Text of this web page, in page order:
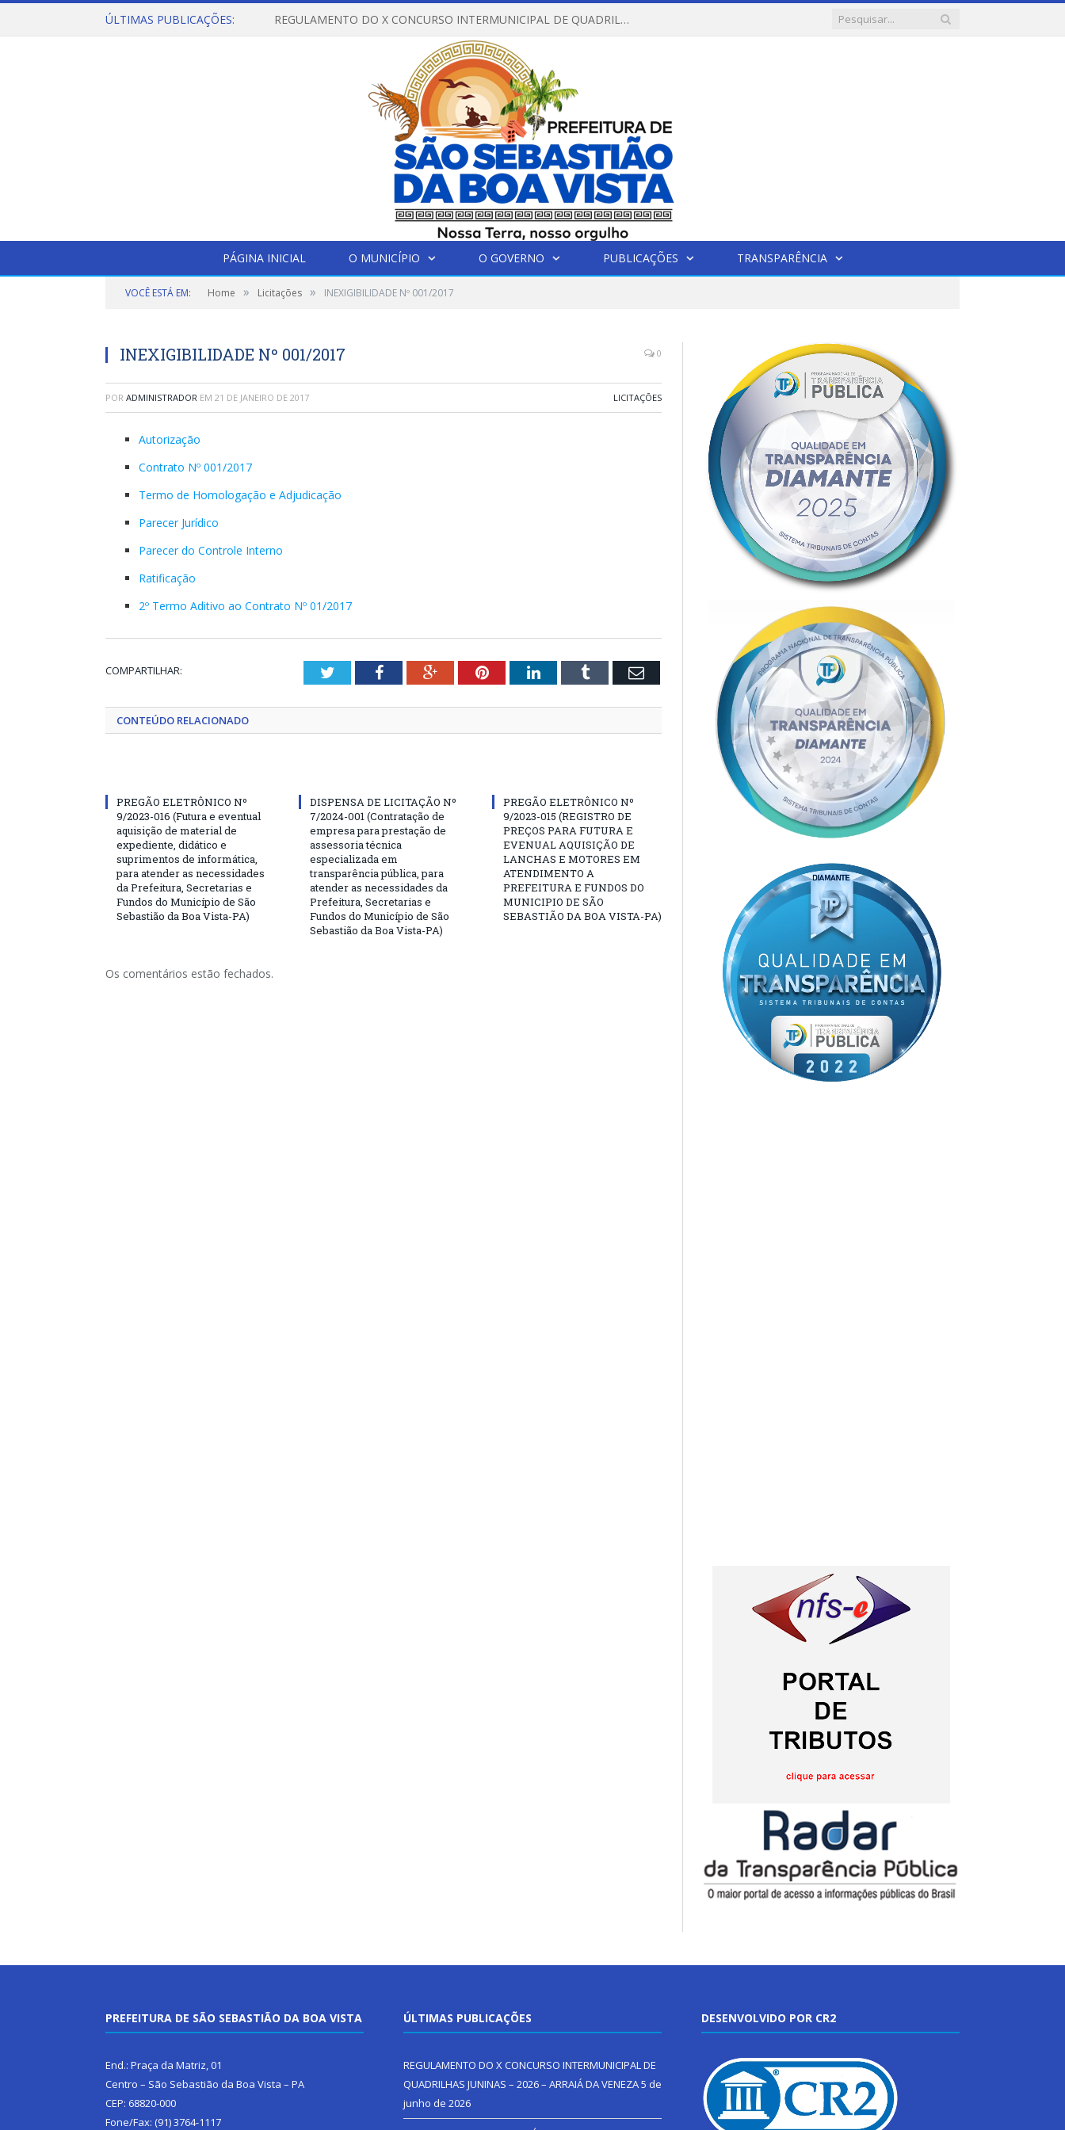
ÚLTIMAS PUBLICAÇÕES: REGULAMENTO DO X CONCURSO INTERMUNICIPAL DE QUADRILHAS JUNINAS – 2026 – ARRAIÁ DA VENEZA
PÁGINA INICIAL O MUNICÍPIO O GOVERNO PUBLICAÇÕES TRANSPARÊNCIA
VOCÊ ESTÁ EM: Home » Licitações » INEXIGIBILIDADE Nº 001/2017
INEXIGIBILIDADE Nº 001/2017 0
POR ADMINISTRADOR EM 21 DE JANEIRO DE 2017 LICITAÇÕES
Autorização
Contrato Nº 001/2017
Termo de Homologação e Adjudicação
Parecer Jurídico
Parecer do Controle Interno
Ratificação
2º Termo Aditivo ao Contrato Nº 01/2017
COMPARTILHAR: TwitterFacebookGoogle+PinterestLinkedInTumblr Email
CONTEÚDO RELACIONADO
PREGÃO ELETRÔNICO Nº
9/2023-016 (Futura e eventual
aquisição de material de
expediente, didático e
suprimentos de informática,
para atender as necessidades
da Prefeitura, Secretarias e
Fundos do Município de São
Sebastião da Boa Vista-PA)
DISPENSA DE LICITAÇÃO Nº
7/2024-001 (Contratação de
empresa para prestação de
assessoria técnica
especializada em
transparência pública, para
atender as necessidades da
Prefeitura, Secretarias e
Fundos do Município de São
Sebastião da Boa Vista-PA)
PREGÃO ELETRÔNICO Nº
9/2023-015 (REGISTRO DE
PREÇOS PARA FUTURA E
EVENUAL AQUISIÇÃO DE
LANCHAS E MOTORES EM
ATENDIMENTO A
PREFEITURA E FUNDOS DO
MUNICIPIO DE SÃO
SEBASTIÃO DA BOA VISTA-PA)
Os comentários estão fechados.
PREFEITURA DE SÃO SEBASTIÃO DA BOA VISTA
End.: Praça da Matriz, 01
Centro – São Sebastião da Boa Vista – PA
CEP: 68820-000
Fone/Fax: (91) 3764-1117
ÚLTIMAS PUBLICAÇÕES
REGULAMENTO DO X CONCURSO INTERMUNICIPAL DE
QUADRILHAS JUNINAS – 2026 – ARRAIÁ DA VENEZA5 de
junho de 2026
DESENVOLVIDO POR CR2